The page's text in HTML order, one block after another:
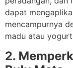
dapat
mencampurnya
madu atau
2.